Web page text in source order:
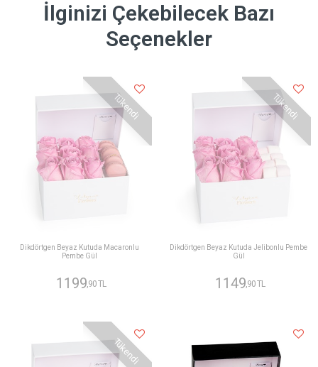
İlginizi Çekebilecek Bazı
Seçenekler
Tükendi
Dikdörtgen Beyaz Kutuda Macaronlu
Pembe Gül
1199 ,90 TL
Tükendi
Dikdörtgen Beyaz Kutuda Jelibonlu Pembe
Gül
1149 ,90 TL
Tükendi